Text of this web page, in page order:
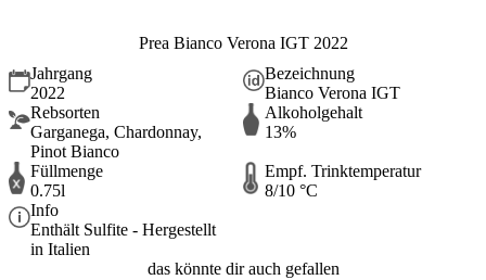
Prea Bianco Verona IGT 2022
Jahrgang
2022
Bezeichnung
Bianco Verona IGT
Rebsorten
Garganega, Chardonnay,
Pinot Bianco
Alkoholgehalt
13%
Füllmenge
0.75l
Empf. Trinktemperatur
8/10 °C
Info
Enthält Sulfite - Hergestellt
in Italien
das könnte dir auch gefallen